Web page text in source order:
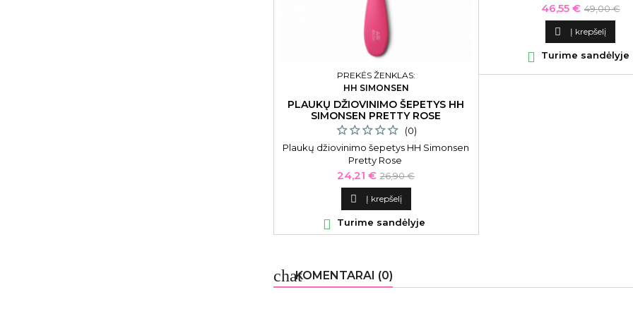
PREKĖS ŽENKLAS:
HH SIMONSEN
PLAUKŲ DŽIOVINIMO ŠEPETYS HH
SIMONSEN PRETTY ROSE
(0)
Plaukų džiovinimo šepetys HH Simonsen
Pretty Rose
Kaina
24,21 € Bazinė
kaina
26,90 €
 Į krepšelį
 Turime sandėlyje
Kaina
46,55 € Bazinė
kaina
49,00 €
 Į krepšelį
 Turime sandėlyje
chatKOMENTARAI (0)